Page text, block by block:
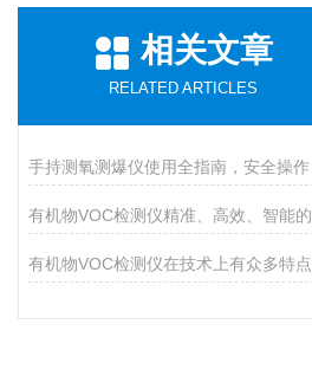
相关文章
RELATED ARTICLES
有机物VOC检测仪在技术上有众多特点